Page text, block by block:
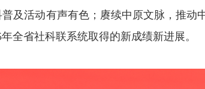
及活动有声有色；赓续中原文脉，推
全省社科联系统取得的新成绩新进展。